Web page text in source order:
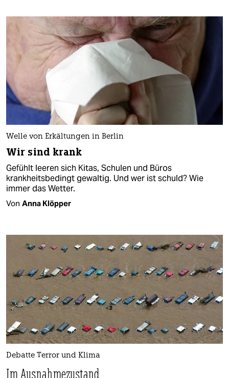
Welle von Erkältungen in Berlin
Wir sind krank
Gefühlt leeren sich Kitas, Schulen und Büros
krankheitsbedingt gewaltig. Und wer ist schuld? Wie
immer das Wetter.
Von Anna Klöpper
Debatte Terror und Klima
Im Ausnahmezustand